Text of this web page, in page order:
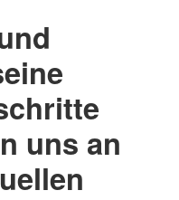
uns an